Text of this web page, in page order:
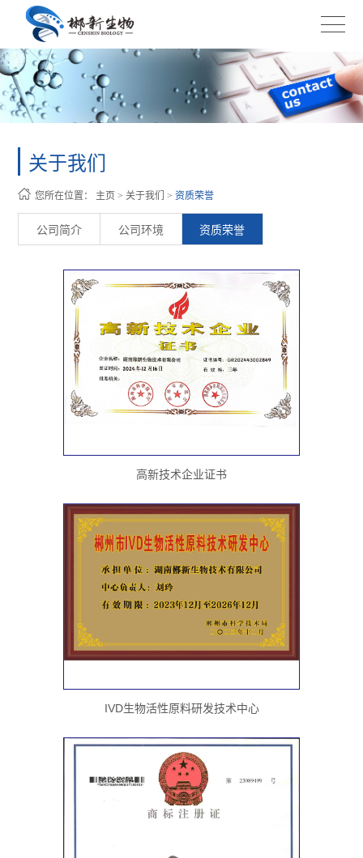
关于我们
您所在位置： 主页 >关于我们 >资质荣誉
公司简介 公司环境 资质荣誉
高新技术企业证书
IVD生物活性原料研发技术中心